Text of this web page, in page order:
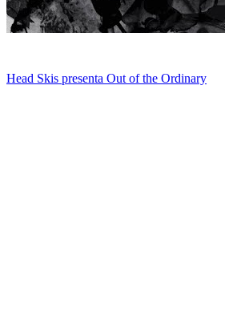
Head Skis presenta Out of the Ordinary